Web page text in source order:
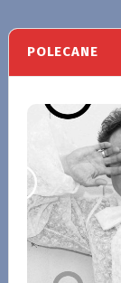
POLECANE